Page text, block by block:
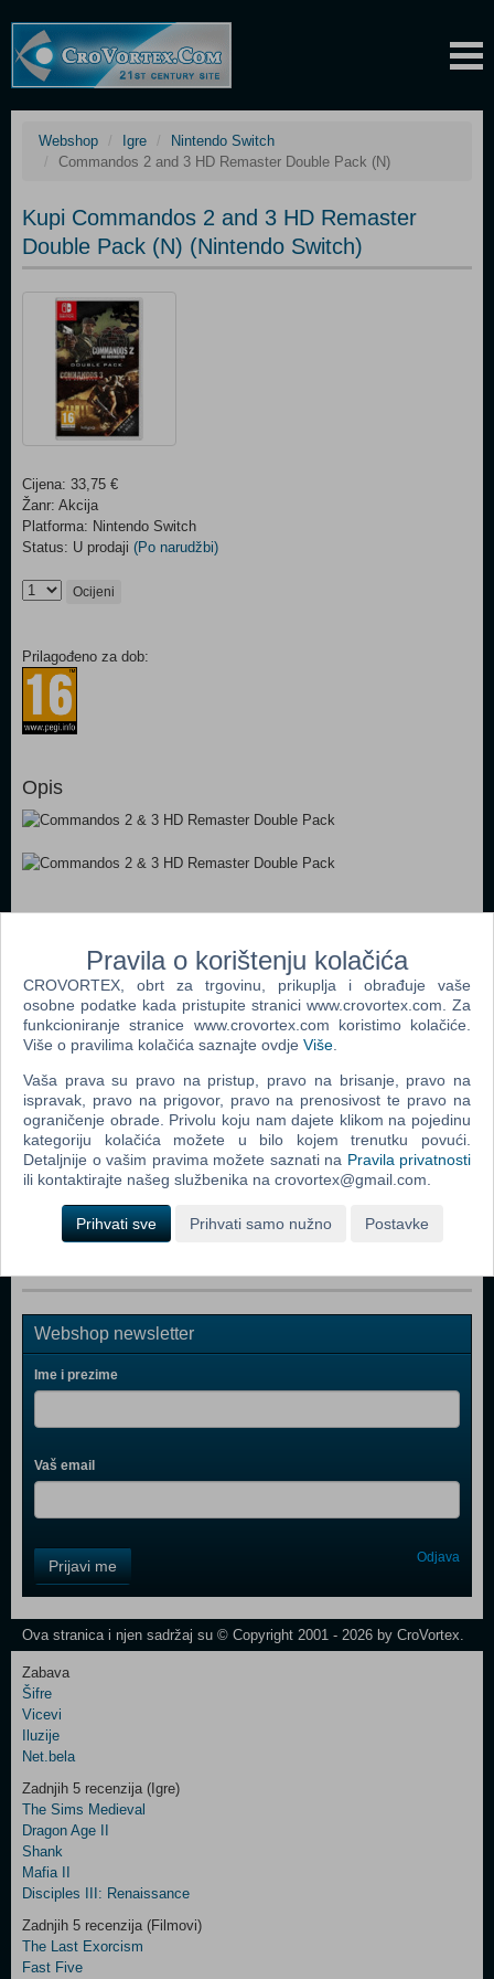
Webshop Igre
Nintendo Switch
Commandos 2 and 3 HD Remaster Double Pack (N)
Kupi Commandos 2 and 3 HD Remaster
Double Pack (N) (Nintendo Switch)
Cijena: 33,75 €
Žanr: Akcija
Platforma: Nintendo Switch
Status: U prodaji (Po narudžbi)
Ocijeni
Prilagođeno za dob:
Opis
Popularno
LEGO Marvel Super heroes 2 (N) (Nintendo Switch)
LEGO City Undercover (UK/DK) (N) (Nintendo Switch)
LEGO City Undercover (Nintendo Switch)
The Binding of Isaac Afterbirth + (N) (Nintendo Switch)
Has-Been Heroes (N) (Nintendo Switch)
Webshop newsletter
Ime i prezime
Vaš email
Field
One
Control
Two
Newsletter
Control
Field
Three
Prijavi me Odjava
Ova stranica i njen sadržaj su © Copyright 2001 - 2026 by CroVortex.
Zabava
Šifre
Vicevi
Iluzije
Net.bela
Zadnjih 5 recenzija (Igre)
The Sims Medieval
Dragon Age II
Shank
Mafia II
Disciples III: Renaissance
Zadnjih 5 recenzija (Filmovi)
The Last Exorcism
Fast Five
Pravila o korištenju kolačića
CROVORTEX, obrt za trgovinu, prikuplja i obrađuje vaše
osobne podatke kada pristupite stranici www.crovortex.com. Za
funkcioniranje stranice www.crovortex.com koristimo kolačiće.
Više o pravilima kolačića saznajte ovdje Više
Vaša prava su pravo na pristup, pravo na brisanje, pravo na
ispravak, pravo na prigovor, pravo na prenosivost te pravo na
ograničenje obrade. Privolu koju nam dajete klikom na pojedinu
kategoriju kolačića možete u bilo kojem trenutku povući.
Detaljnije o vašim pravima možete saznati na Pravila privatnosti
ili kontaktirajte našeg službenika na crovortex@gmail.com.
Prihvati sve Prihvati samo nužno Postavke